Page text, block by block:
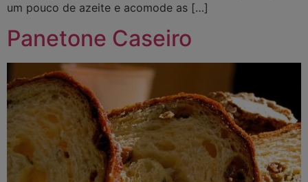
um pouco de azeite e acomode as […]
Panetone Caseiro